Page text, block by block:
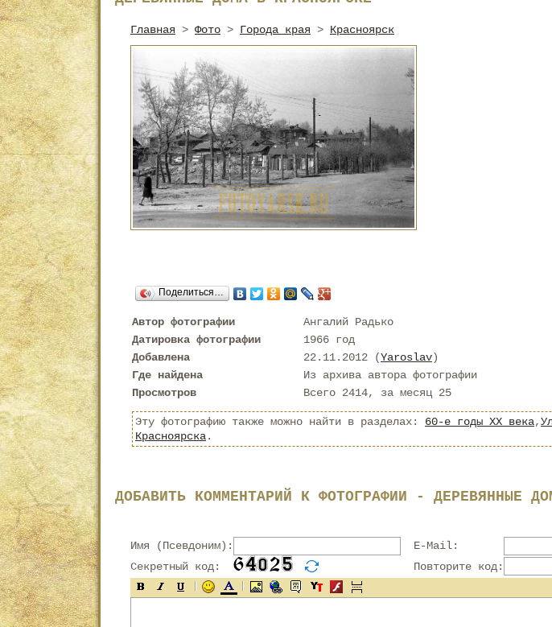
Главная > Фото > Города края > Красноярск
Поделиться…
Автор фотографии
Ангалий Радько
Датировка фотографии
1966 год
Добавлена
22.11.2012 (Yaroslav)
Где найдена
Из архива автора фотографии
Просмотров
Всего 2414, за месяц 25
Эту фотографию также можно найти в разделах: 60-е годы XX века,
Красноярска.
ДОБАВИТЬ КОММЕНТАРИЙ К ФОТОГРАФИИ - ДЕРЕВЯННЫЕ
Имя (Псевдоним):
E-Mail:
Секретный код:
Повторите код: